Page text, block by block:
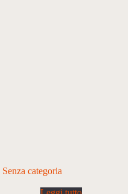
Senza categoria